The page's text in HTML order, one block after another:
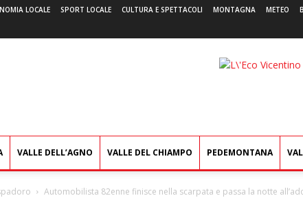
LOCALE SPORT LOCALE CULTURA E SPETTACOLI MONTAGNA METEO
L'Eco
VALLE DELL’AGNO VALLE DEL CHIAMPO PEDEMONTANA
Automobilista 82enne finisce nella scarpata e passa la notte